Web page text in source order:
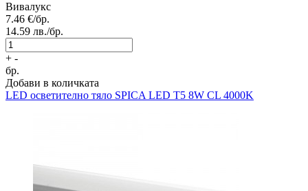
Вивалукс
7.46 €/бр.
14.59 лв./бр.
+ -
бр.
Добави в количката
LED осветително тяло SPICA LED T5 8W CL 4000K